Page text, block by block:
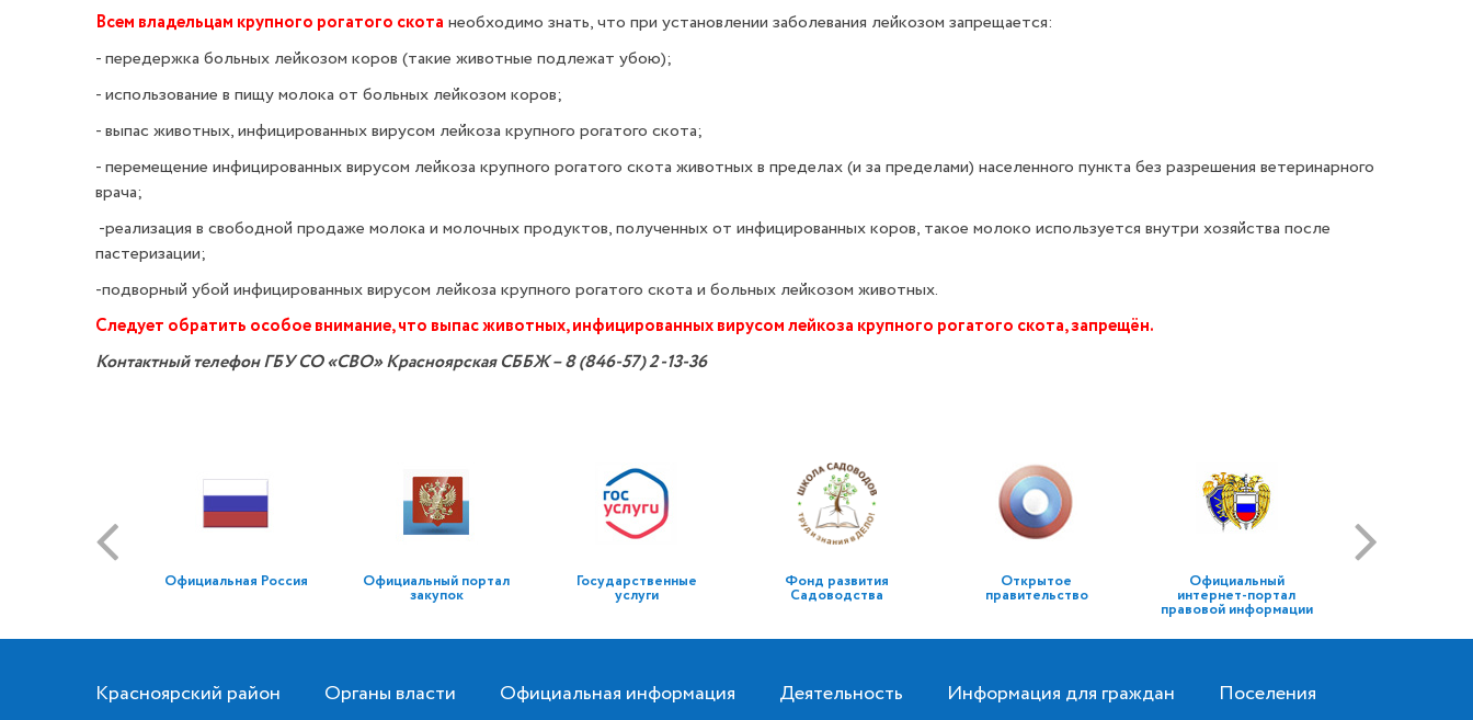
Всем владельцам крупного рогатого скота необходимо знать, что при установлении заболевания лейкозом запрещается:
- передержка больных лейкозом коров (такие животные подлежат убою);
- использование в пищу молока от больных лейкозом коров;
- выпас животных, инфицированных вирусом лейкоза крупного рогатого скота;
- перемещение инфицированных вирусом лейкоза крупного рогатого скота животных в пределах (и за пределами) населенного пункта без разрешения ветеринарного
врача;
-реализация в свободной продаже молока и молочных продуктов, полученных от инфицированных коров, такое молоко используется внутри хозяйства после
пастеризации;
-подворный убой инфицированных вирусом лейкоза крупного рогатого скота и больных лейкозом животных.
Следует обратить особое внимание, что выпас животных, инфицированных вирусом лейкоза крупного рогатого скота, запрещён.
Контактный телефон ГБУ СО «СВО» Красноярская СББЖ –8 (846-57) 2 -13-36
Официальная Россия Официальный портал
закупок
Государственные
услуги
Фонд развития
Садоводства
Открытое
правительство
Официальный
интернет-портал
правовой информации
Красноярский район Органы власти Официальная информация Деятельность Информация для граждан Поселения